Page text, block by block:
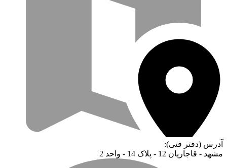
آدرس (دفتر فنی):
مشهد - قاجاریان 12 - پلاک 14 - واحد 2